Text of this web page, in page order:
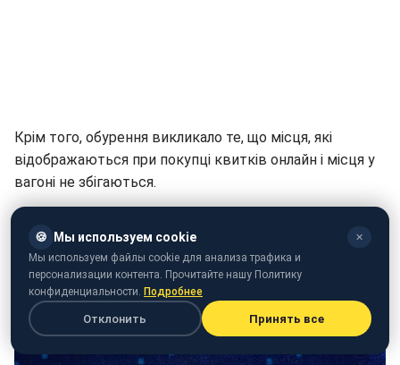
Крім того, обурення викликало те, що місця, які
відображаються при покупці квитків онлайн і місця у
вагоні не збігаються.
і в салоні за фактом взагалі не збігаються?", - додала
Олександра Бабій.
🍪 Мы используем cookie ✕
Мы используем файлы cookie для анализа трафика и
персонализации контента. Прочитайте нашу Политику
конфиденциальности. Подробнее
Отклонить Принять все